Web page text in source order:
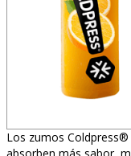
Los zumos